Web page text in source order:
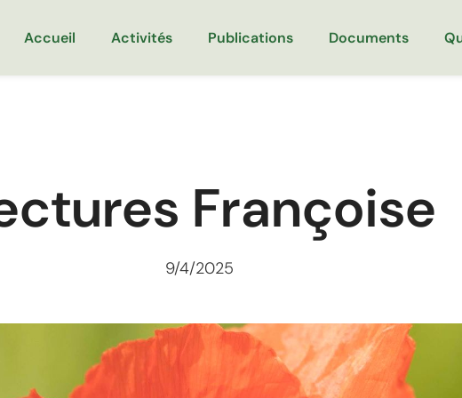
Accueil Activités Publications Documents
Françoise
9/4/2025